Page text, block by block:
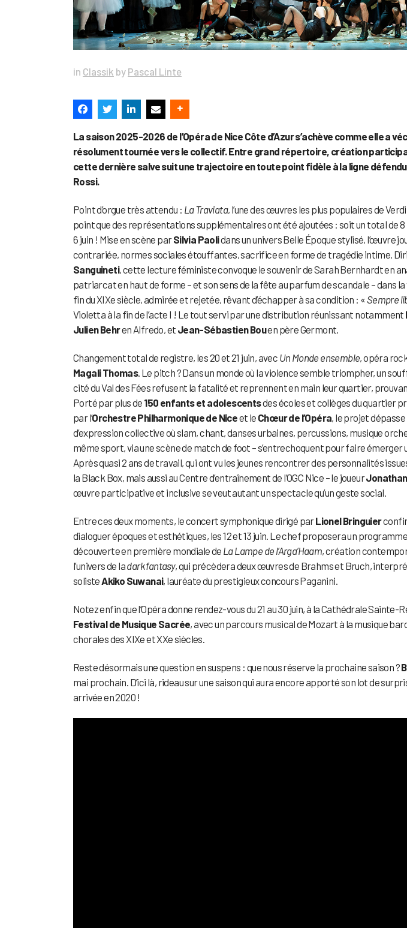
in Classik by Pascal Linte
La saison 2025-2026 de l’Opéra de Nice Côte d’Azur s’achève comme elle a
résolument tournée vers le collectif. Entre grand répertoire, création
cette dernière salve suit une trajectoire en toute point fidèle à la ligne
Rossi.
Point d’orgue très attendu : La Traviata, l’une des œuvres les plus populaires de
point que des représentations supplémentaires ont été ajoutées : soit un total de
6 juin ! Mise en scène parSilvia Paolidans un univers Belle Époque stylisé, l’œuvre
contrariée, normes sociales étouffantes, sacrifice en forme de tragédie intime.
Sanguineti, cette lecture féministe convoque le souvenir de Sarah Bernhardt en
patriarcat en haut de forme – et son sens de la fête au parfum de scandale – dans la
fin du XIXe siècle, admirée et rejetée, rêvant d’échapper à sa condition : « Sempre
Violetta à la fin de l’acte I ! Le tout servi par une distribution réunissant notamment
Julien Behren Alfredo, et Jean-Sébastien Bouen père Germont.
Changement total de registre, les 20 et 21 juin, avec Un Monde ensemble, opéra
Magali Thomas. Le pitch ? Dans un monde où la violence semble triompher, un
cité du Val des Fées refusent la fatalité et reprennent en main leur quartier,
Porté par plus de 150 enfants et adolescentsdes écoles et collèges du quartier
par l’Orchestre Philharmonique de Niceet le Chœur de l’Opéra, le projet
d’expression collective où slam, chant, danses urbaines, percussions, musique
même sport, via une scène de match de foot – s’entrechoquent pour faire
Après quasi 2 ans de travail, qui ont vu les jeunes rencontrer des personnalités
la Black Box, mais aussi au Centre d’entraînement de l’OGC Nice – le joueur
œuvre participative et inclusive se veut autant un spectacle qu’un geste social.
Entre ces deux moments, le concert symphonique dirigé parLionel Bringuier
dialoguer époques et esthétiques, les 12 et 13 juin. Le chef proposera un
découverte en première mondiale de La Lampe de l’Arga’Haam, création
l’univers de ladark fantasy, qui précèdera deux œuvres de Brahms et Bruch,
soliste Akiko Suwanai, lauréate du prestigieux concours Paganini.
Notez enfin que l’Opéra donne rendez-vous du 21 au 30 juin, à la Cathédrale
Festival de Musique Sacrée, avec un parcours musical de Mozart à la musique
chorales des XIXe et XXe siècles.
Reste désormais une question en suspens : que nous réserve la prochaine saison ?
mai prochain. D’ici là, rideau sur une saison qui aura encore apporté son lot de
arrivée en 2020 !